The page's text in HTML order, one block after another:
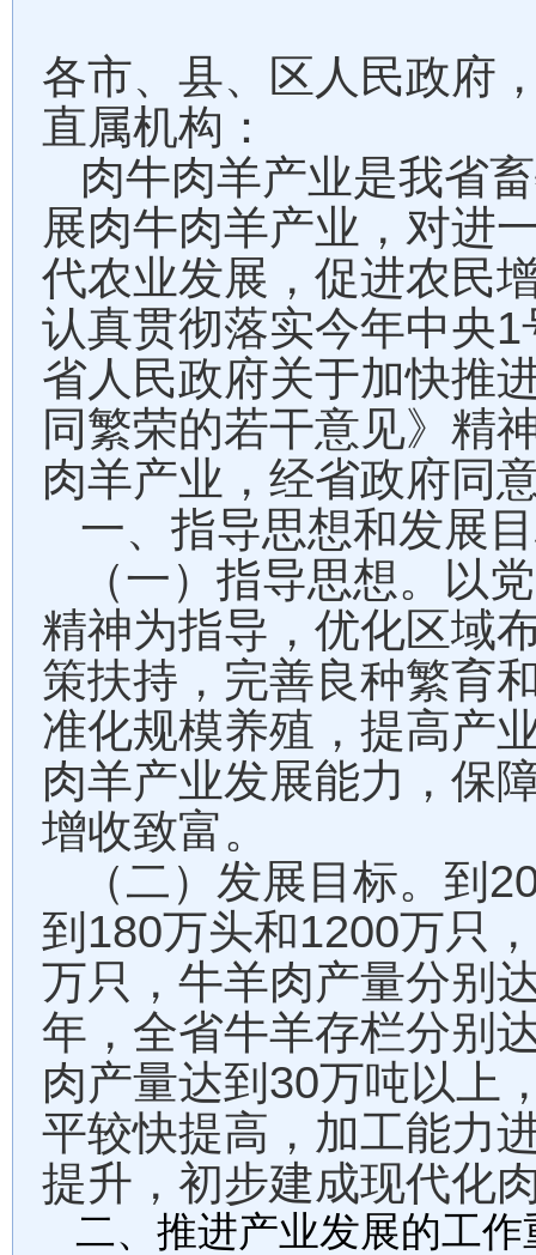
各市、县、区人民政府
直属机构：
肉牛肉羊产业是我省
展肉牛肉羊产业，对进
代农业发展，促进农民
认真贯彻落实今年中央1
省人民政府关于加快推
同繁荣的若干意见》精
肉羊产业，经省政府同
一、指导思想和发展
（一）指导思想。以
精神为指导，优化区域
策扶持，完善良种繁育
准化规模养殖，提高产
肉羊产业发展能力，保
增收致富。
（二）发展目标。到
到 180万头和1200万只
万只，牛羊肉产量分别
年，全省牛羊存栏分别
肉产量达到 30万吨以上
平较快提高，加工能力
提升，初步建成现代化
二、推进产业发展的工作